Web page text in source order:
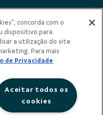
concorda com o
dispositivo para
a utilização do site
Para mais
de Privacidade
Aceitar todos os
cookies